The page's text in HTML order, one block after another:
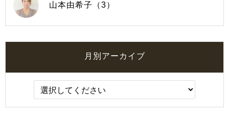
山本由希子（3）
月別アーカイブ